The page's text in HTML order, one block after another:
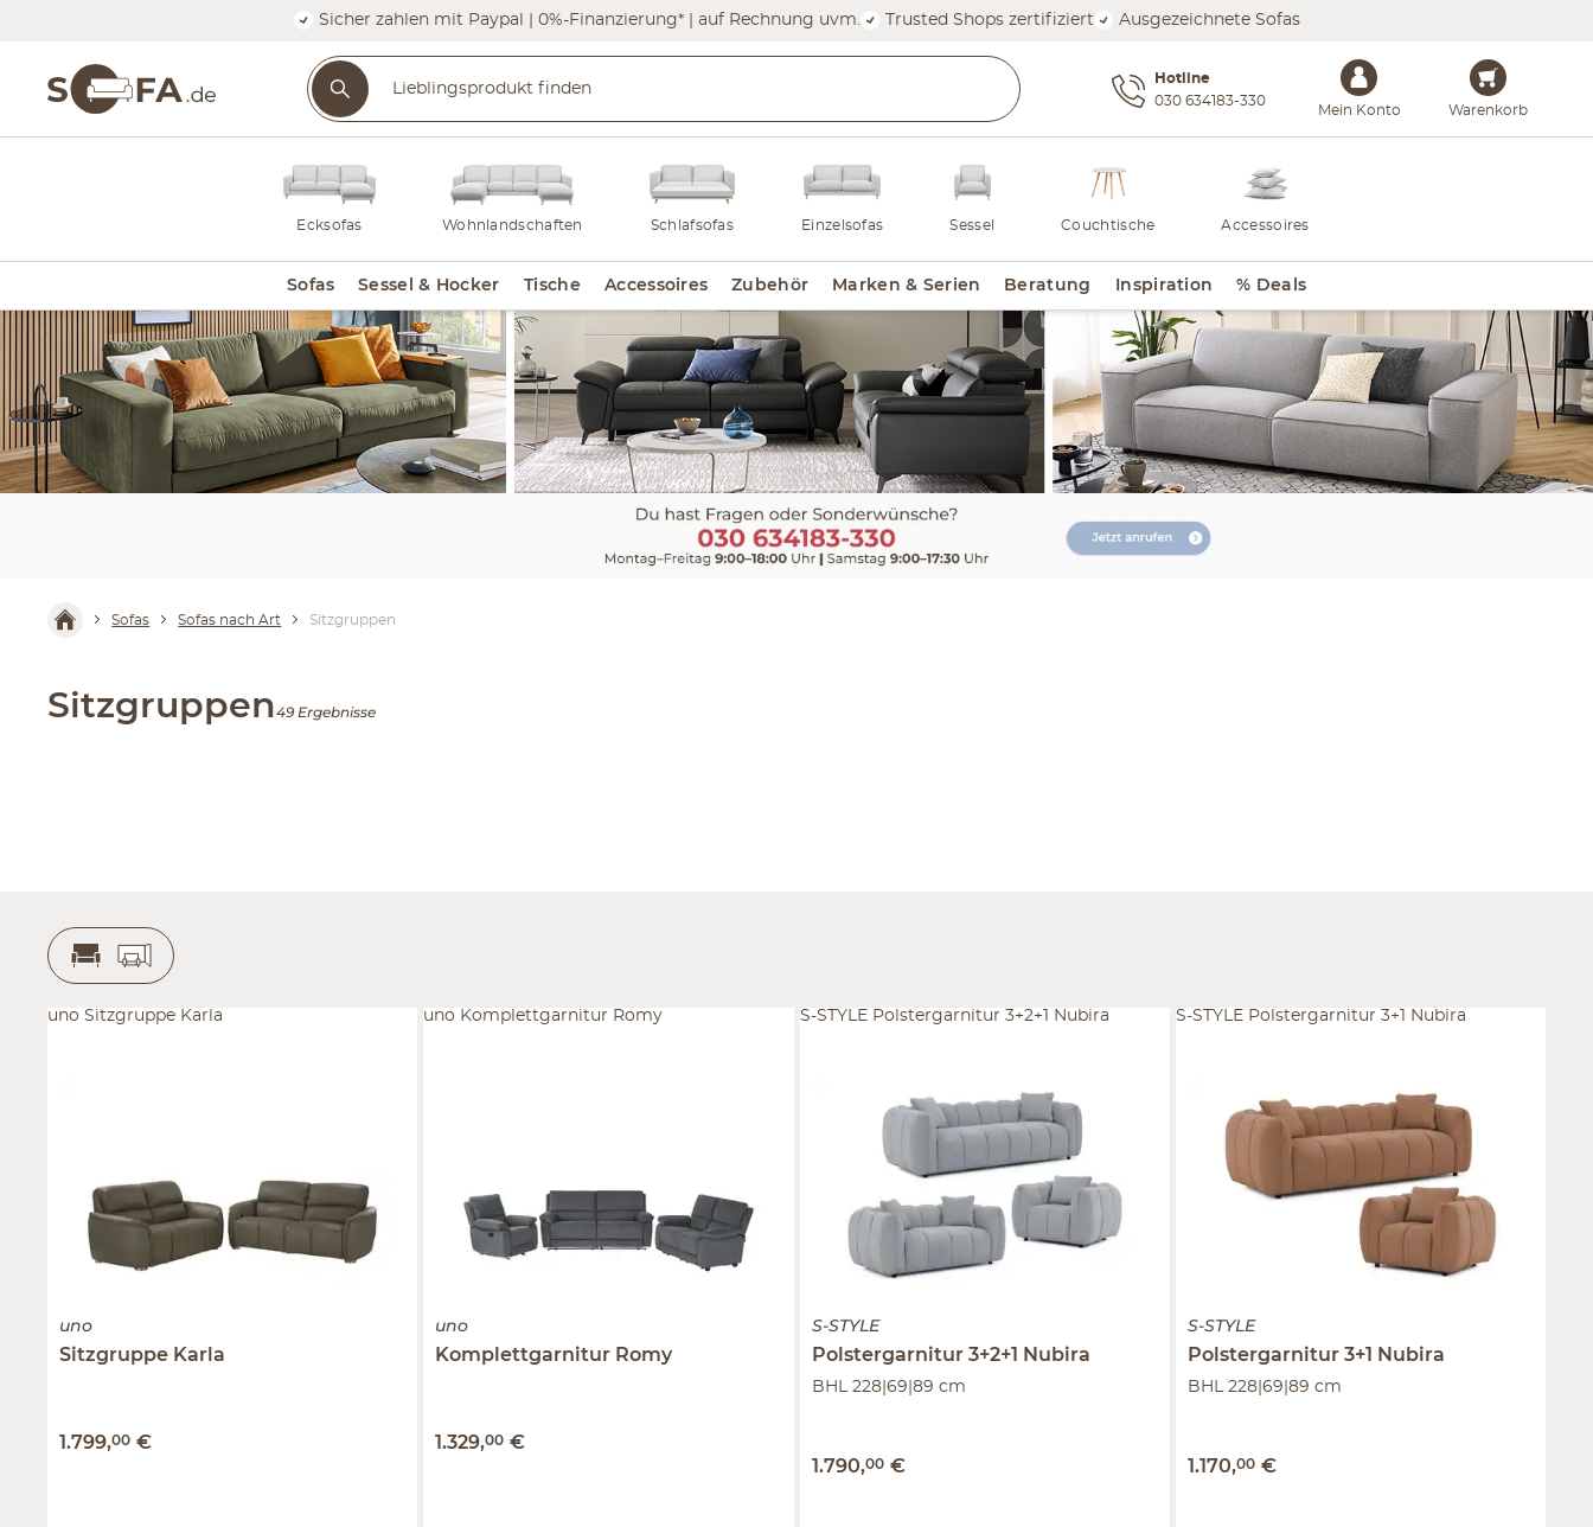
Sicher zahlen mit Paypal | 0%-Finanzierung* | auf Rechnung uvm. Trusted Shops zertifiziert Ausgezeichnete Sofas
Hotline
030 634183-330
Mein Konto Warenkorb
Ecksofas Wohnlandschaften Schlafsofas Einzelsofas Sessel Couchtische Accessoires
Sofas Sessel & Hocker Tische Accessoires Zubehör Marken & Serien Beratung Inspiration % Deals
Sofas Sofas nach Art Sitzgruppen
Sitzgruppen49 Ergebnisse
uno
Sitzgruppe Karla
1.799,00 €
uno Sitzgruppe Karla
uno
Komplettgarnitur Romy
1.329,00 €
uno Komplettgarnitur Romy
S-STYLE
Polstergarnitur 3+2+1 Nubira
BHL 228|69|89 cm
1.790,00 €
S-STYLE Polstergarnitur 3+2+1 Nubira
S-STYLE
Polstergarnitur 3+1 Nubira
BHL 228|69|89 cm
1.170,00 €
S-STYLE Polstergarnitur 3+1 Nubira